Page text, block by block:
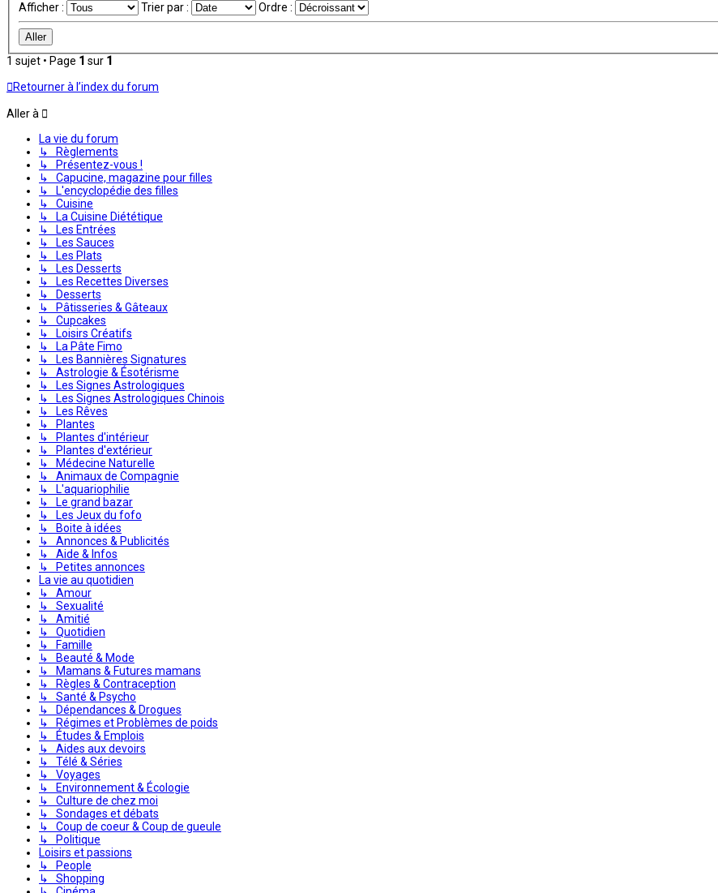
Afficher : Trier par : Ordre :
1 sujet • Page 1 sur 1
Retourner à l’index du forum
Aller à
La vie du forum
↳ Règlements
↳ Présentez-vous !
↳ Capucine, magazine pour filles
↳ L'encyclopédie des filles
↳ Cuisine
↳ La Cuisine Diététique
↳ Les Entrées
↳ Les Sauces
↳ Les Plats
↳ Les Desserts
↳ Les Recettes Diverses
↳ Desserts
↳ Pâtisseries & Gâteaux
↳ Cupcakes
↳ Loisirs Créatifs
↳ La Pâte Fimo
↳ Les Bannières Signatures
↳ Astrologie & Ésotérisme
↳ Les Signes Astrologiques
↳ Les Signes Astrologiques Chinois
↳ Les Rêves
↳ Plantes
↳ Plantes d'intérieur
↳ Plantes d'extérieur
↳ Médecine Naturelle
↳ Animaux de Compagnie
↳ L'aquariophilie
↳ Le grand bazar
↳ Les Jeux du fofo
↳ Boite à idées
↳ Annonces & Publicités
↳ Aide & Infos
↳ Petites annonces
La vie au quotidien
↳ Amour
↳ Sexualité
↳ Amitié
↳ Quotidien
↳ Famille
↳ Beauté & Mode
↳ Mamans & Futures mamans
↳ Règles & Contraception
↳ Santé & Psycho
↳ Dépendances & Drogues
↳ Régimes et Problèmes de poids
↳ Études & Emplois
↳ Aides aux devoirs
↳ Télé & Séries
↳ Voyages
↳ Environnement & Écologie
↳ Culture de chez moi
↳ Sondages et débats
↳ Coup de coeur & Coup de gueule
↳ Politique
Loisirs et passions
↳ People
↳ Shopping